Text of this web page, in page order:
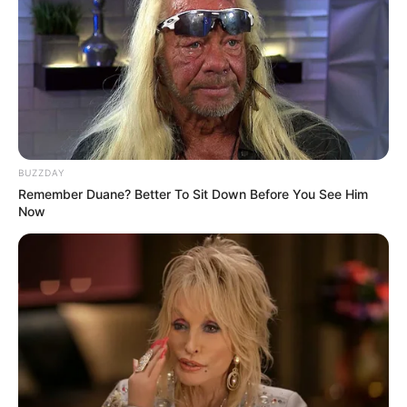
asmara.
BUZZDAY
Remember Duane? Better To Sit Down Before You See Him
Now